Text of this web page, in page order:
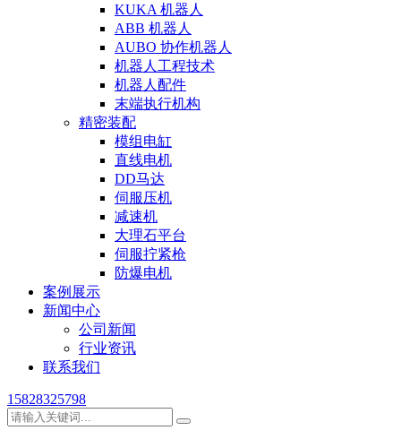
KUKA 机器人
ABB 机器人
AUBO 协作机器人
机器人工程技术
机器人配件
末端执行机构
精密装配
模组电缸
直线电机
DD马达
伺服压机
减速机
大理石平台
伺服拧紧枪
防爆电机
案例展示
新闻中心
公司新闻
行业资讯
联系我们
15828325798